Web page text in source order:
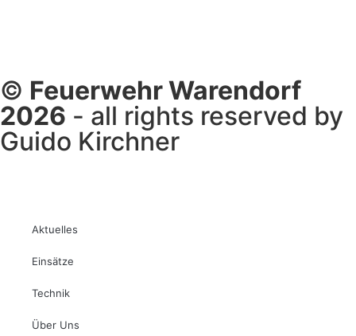
© Feuerwehr Warendorf
2026 - all rights reserved by
Guido Kirchner
Aktuelles
Einsätze
Technik
Über Uns